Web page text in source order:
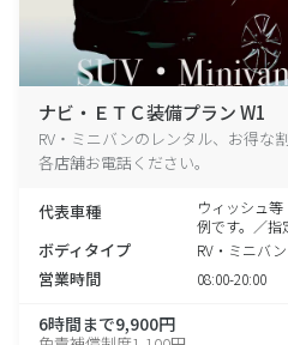
ナビ・ＥＴＣ装備プラン W1
RV・ミニバンのレンタル、お得な
各店舗お電話ください。
代表車種
ウィッシュ
例です。／指
ボディタイプ RV・ミニバン
営業時間 08:00-20:00
6時間まで9,900円